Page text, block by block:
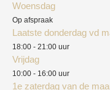
Woensdag
Op afspraak
Laatste donderdag vd
18:00 - 21:00 uur
Vrijdag
10:00 - 16:00 uur
1e zaterdag van de